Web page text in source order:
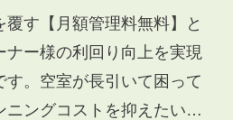
す【月額管理料無料】と
ナー様の利回り向上を実現
。空室が長引いて困って
ニングコストを抑えたい…